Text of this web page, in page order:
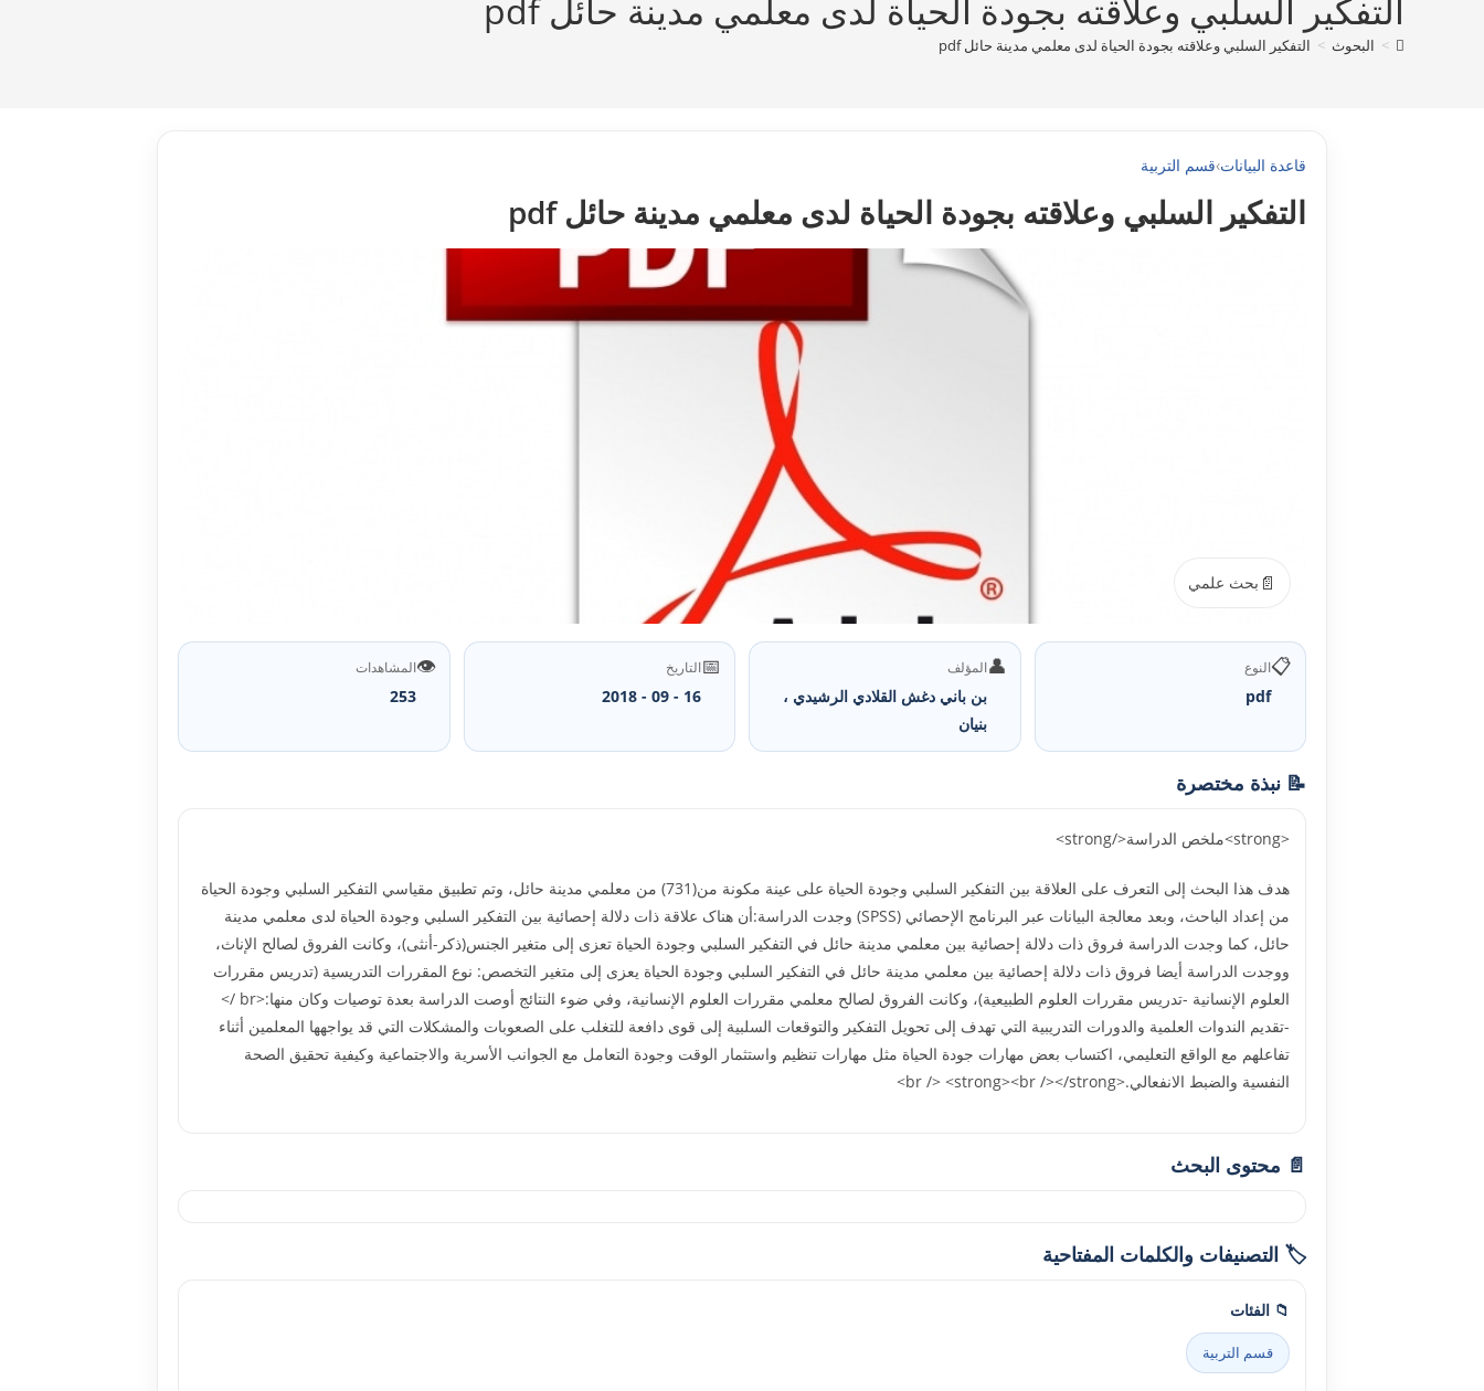
التفکير السلبي وعلاقته بجودة الحياة لدى معلمي مدينة حائل pdf
> البحوث > التفکير السلبي وعلاقته بجودة الحياة لدى معلمي مدينة حائل pdf
قاعدة البيانات›قسم التربية
التفکير السلبي وعلاقته بجودة الحياة لدى معلمي مدينة حائل pdf
📄 بحث علمي
📋النوع
pdf
👤المؤلف
بن باني دغش القلادي الرشيدي ،
بنيان
📅التاريخ
16 - 09 - 2018
👁️المشاهدات
253
📝 نبذة مختصرة
<strong>ملخص الدراسة</strong>
هدف هذا البحث إلى التعرف على العلاقة بين التفکير السلبي وجودة الحياة على عينة مکونة من(731) من معلمي مدينة حائل، وتم تطبيق مقياسي التفکير السلبي وجودة الحياة
من إعداد الباحث، وبعد معالجة البيانات عبر البرنامج الإحصائي (SPSS) وجدت الدراسة:أن هناک علاقة ذات دلالة إحصائية بين التفکير السلبي وجودة الحياة لدى معلمي مدينة
حائل، کما وجدت الدراسة فروق ذات دلالة إحصائية بين معلمي مدينة حائل في التفکير السلبي وجودة الحياة تعزى إلى متغير الجنس(ذکر-أنثى)، وکانت الفروق لصالح الإناث،
ووجدت الدراسة أيضا فروق ذات دلالة إحصائية بين معلمي مدينة حائل في التفکير السلبي وجودة الحياة يعزى إلى متغير التخصص: نوع المقررات التدريسية (تدريس مقررات
العلوم الإنسانية -تدريس مقررات العلوم الطبيعية)، وکانت الفروق لصالح معلمي مقررات العلوم الإنسانية، وفي ضوء النتائج أوصت الدراسة بعدة توصيات وکان منها:<br />
-تقديم الندوات العلمية والدورات التدريبية التي تهدف إلى تحويل التفکير والتوقعات السلبية إلى قوى دافعة للتغلب على الصعوبات والمشکلات التي قد يواجهها المعلمين أثناء
تفاعلهم مع الواقع التعليمي، اکتساب بعض مهارات جودة الحياة مثل مهارات تنظيم واستثمار الوقت وجودة التعامل مع الجوانب الأسرية والاجتماعية وکيفية تحقيق الصحة
النفسية والضبط الانفعالي.<br /> <strong><br /></strong>
📄 محتوى البحث
🏷️ التصنيفات والكلمات المفتاحية
📁 الفئات
قسم التربية